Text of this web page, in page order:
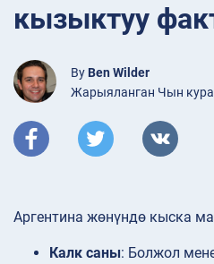
кызыктуу
By Ben Wilder
Жарыяланган Чын
Аргентина жөнүндө кыска
Калк саны: Болжол